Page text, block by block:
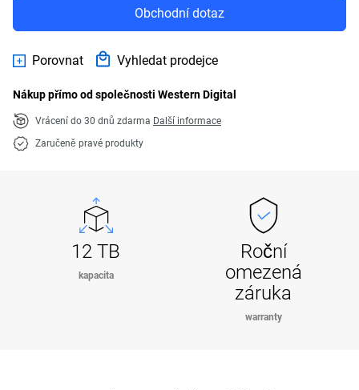
Obchodní dotaz
Porovnat Vyhledat prodejce
Nákup přímo od společnosti Western Digital
Vrácení do 30 dnů zdarma Další informace
Zaručeně pravé produkty
12 TB
kapacita
Roční
omezená
záruka
warranty